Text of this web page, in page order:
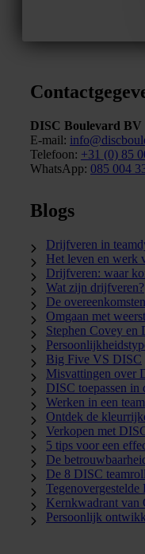
DISC Boulevard BV
E-mail:
Telefoon: +31 (0) 85
WhatsApp: 085 004
Blogs
Drijfveren in
Het leven en werk
Drijfveren: waar
Wat zijn drijfveren?
De
Omgaan met
Stephen Covey en
Big Five VS DISC
Misvattingen over
DISC toepassen in
Werken in een
Ontdek de
Verkopen met
5 tips voor een
De
De 8 DISC
Kernkwadrant van
Persoonlijk